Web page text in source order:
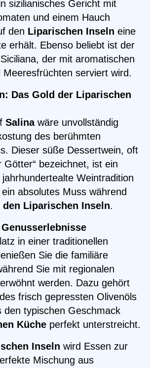
sizilianisches Gericht mit
und einem Hauch
den Liparischen Inseln eine
erhält. Ebenso beliebt ist der
der mit aromatischen
Meeresfrüchten serviert wird.
Das Gold der Liparischen
Salinawäre unvollständig
des berühmten
Dieser süße Dessertwein, oft
Götter“ bezeichnet, ist ein
Weintradition
absolutes Muss während
den Liparischen Inseln.
in einer traditionellen
Sie die familiäre
Sie mit regionalen
werden. Dazu gehört
frisch gepressten Olivenöls
den typischen Geschmack
Küche perfekt unterstreicht.
Inseln wird Essen zur
Mischung aus